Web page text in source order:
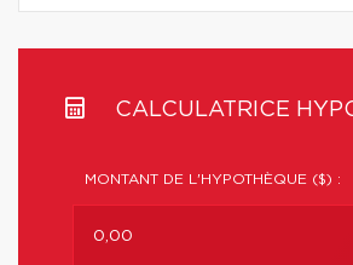
CALCULATRICE
MONTANT DE L'HYPOTHÈQUE ($) :